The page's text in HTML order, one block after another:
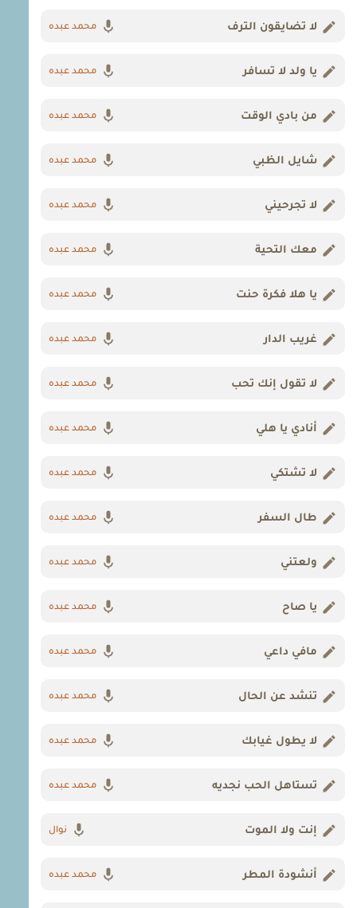
لا تضايقون الترف محمد عبده
يا ولد لا تسافر محمد عبده
من بادي الوقت محمد عبده
شايل الظبي محمد عبده
لا تجرحيني محمد عبده
معك التحية محمد عبده
يا هلا فكرة حنت محمد عبده
غريب الدار محمد عبده
لا تقول إنك تحب محمد عبده
أنادي يا هلي محمد عبده
لا تشتكي محمد عبده
طال السفر محمد عبده
ولعتني محمد عبده
يا صاح محمد عبده
مافي داعي محمد عبده
تنشد عن الحال محمد عبده
لا يطول غيابك محمد عبده
تستاهل الحب نجديه محمد عبده
إنت ولا الموت نوال
أنشودة المطر محمد عبده